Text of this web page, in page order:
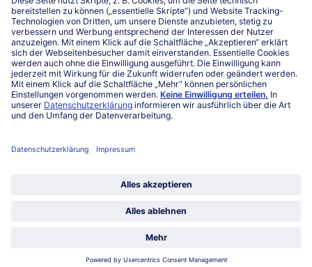
Unternehmen
Über uns
Land / Sprache wählen